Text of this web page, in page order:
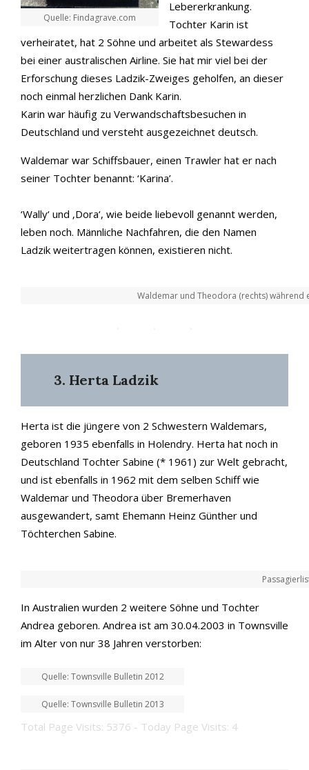
Quelle: Findagrave.com
Lebererkrankung.
Tochter Karin ist
verheiratet, hat 2 Söhne und arbeitet als Stewardess
bei einer australischen Airline. Sie hat mir viel bei der
Erforschung dieses Ladzik-Zweiges geholfen, an dieser
noch einmal herzlichen Dank Karin.
Karin war häufig zu Verwandschaftsbesuchen in
Deutschland und versteht ausgezeichnet deutsch.
Waldemar war Schiffsbauer, einen Trawler hat er nach
seiner Tochter benannt: ‘Karina’.
‘Wally‘ und ‚Dora‘, wie beide liebevoll genannt werden,
leben noch. Männliche Nachfahren, die den Namen
Ladzik weitertragen können, existieren nicht.
Waldemar und Theodora (rechts) während
3. Herta Ladzik
Herta ist die jüngere von 2 Schwestern Waldemars,
geboren 1935 ebenfalls in Holendry. Herta hat noch in
Deutschland Tochter Sabine (* 1961) zur Welt gebracht,
und ist ebenfalls in 1962 mit dem selben Schiff wie
Waldemar und Theodora über Bremerhaven
ausgewandert, samt Ehemann Heinz Günther und
Töchterchen Sabine.
In Australien wurden 2 weitere Söhne und Tochter
Andrea geboren. Andrea ist am 30.04.2003 in Townsville
im Alter von nur 38 Jahren verstorben:
Quelle: Townsville Bulletin 2012
Quelle: Townsville Bulletin 2013
Total Page Visits: 5376 - Today Page Visits: 4